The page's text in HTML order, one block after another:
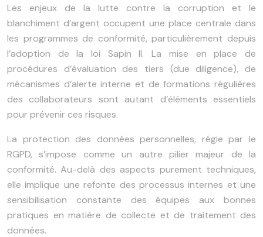
Les enjeux de la lutte contre la corruption et le
blanchiment d’argent occupent une place centrale dans
les programmes de conformité, particulièrement depuis
l’adoption de la loi Sapin II. La mise en place de
procédures d’évaluation des tiers (due diligence), de
mécanismes d’alerte interne et de formations régulières
des collaborateurs sont autant d’éléments essentiels
pour prévenir ces risques.
La protection des données personnelles, régie par le
RGPD, s’impose comme un autre pilier majeur de la
conformité. Au-delà des aspects purement techniques,
elle implique une refonte des processus internes et une
sensibilisation constante des équipes aux bonnes
pratiques en matière de collecte et de traitement des
données.